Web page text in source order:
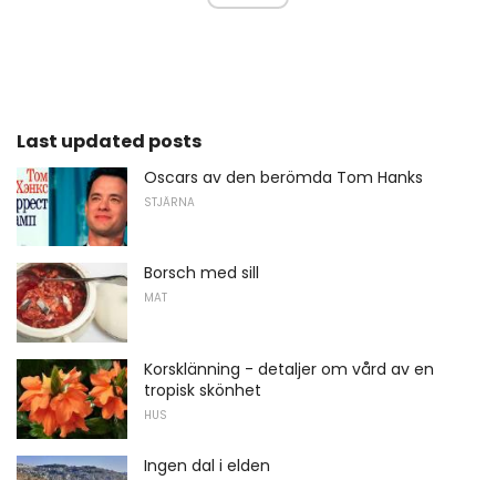
Last updated posts
Oscars av den berömda Tom Hanks
STJÄRNA
Borsch med sill
MAT
Korsklänning - detaljer om vård av en
tropisk skönhet
HUS
Ingen dal i elden